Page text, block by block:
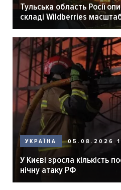
Тульська область Росії
складі Wildberries
УКРАЇНА 05.08.2026
У Києві зросла кількість
нічну атаку РФ